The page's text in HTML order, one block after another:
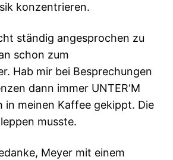
konzentrieren.
ständig angesprochen zu
schon zum
Hab mir bei Besprechungen
dann immer UNTER‘M
in meinen Kaffee gekippt. Die
musste.
Meyer mit einem